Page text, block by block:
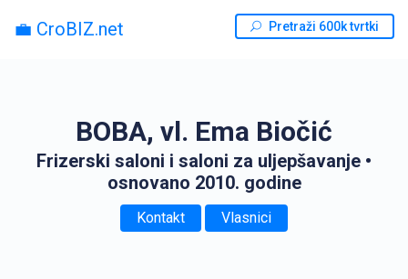
💼 CroBIZ.net Pretraži 600k tvrtki
BOBA, vl. Ema Biočić
Frizerski saloni i saloni za uljepšavanje •
osnovano 2010. godine
Kontakt Vlasnici